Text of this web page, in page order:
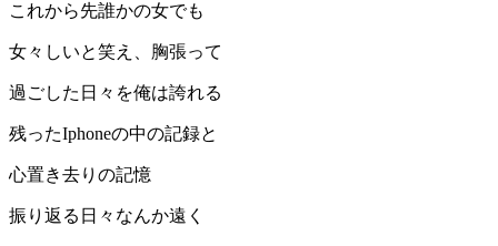
これから先誰かの女でも
女々しいと笑え、胸張って
過ごした日々を俺は誇れる
残ったIphoneの中の記録と
心置き去りの記憶
振り返る日々なんか遠く